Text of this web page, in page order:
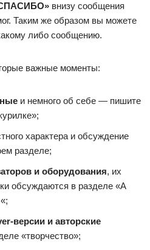
внизу сообщения
Таким же образом вы можете
либо сообщению.
важные моменты:
и немного об себе — пишите
характера и обсуждение
разделе;
и оборудования, их
обсуждаются в разделе «А
версии и авторские
«творчество»;